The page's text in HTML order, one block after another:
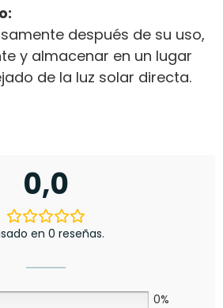
después de su uso,
y almacenar en un lugar
de la luz solar directa.
0,0
en 0 reseñas.
0%